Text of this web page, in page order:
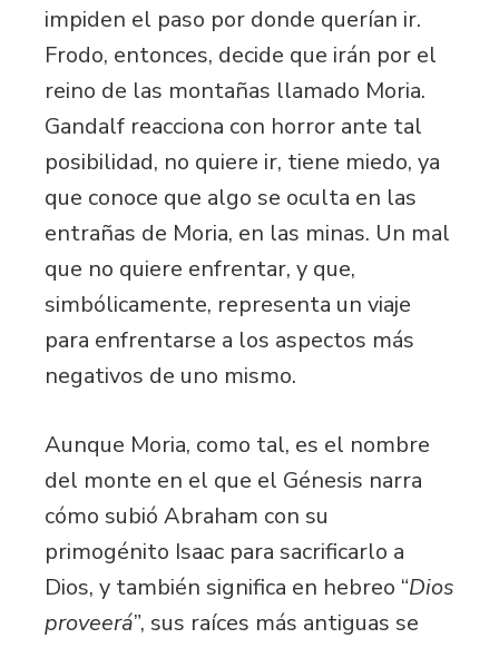
impiden el paso por donde querían ir.
Frodo, entonces, decide que irán por el
reino de las montañas llamado Moria.
Gandalf reacciona con horror ante tal
posibilidad, no quiere ir, tiene miedo, ya
que conoce que algo se oculta en las
entrañas de Moria, en las minas. Un mal
que no quiere enfrentar, y que,
simbólicamente, representa un viaje
para enfrentarse a los aspectos más
negativos de uno mismo.
Aunque Moria, como tal, es el nombre
del monte en el que el Génesis narra
cómo subió Abraham con su
primogénito Isaac para sacrificarlo a
Dios, y también significa en hebreo “Dios
proveerá”, sus raíces más antiguas se